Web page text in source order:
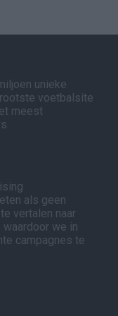
unieke
voetbalsite
meest
als geen
vertalen naar
we in
campagnes te